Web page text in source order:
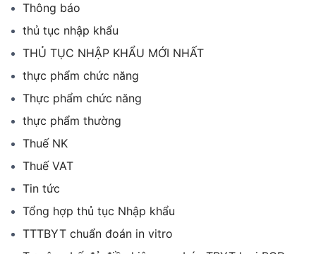
Thông báo
thủ tục nhập khẩu
THỦ TỤC NHẬP KHẨU MỚI NHẤT
thực phẩm chức năng
Thực phẩm chức năng
thực phẩm thường
Thuế NK
Thuế VAT
Tin tức
Tổng hợp thủ tục Nhập khẩu
TTTBYT chuẩn đoán in vitro